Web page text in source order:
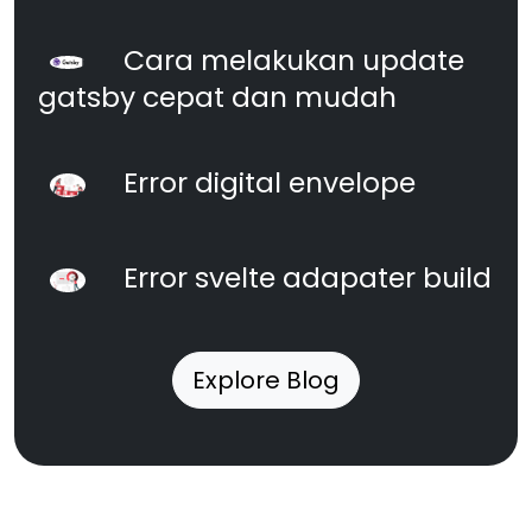
Cara melakukan update
gatsby cepat dan mudah
Error digital envelope
Error svelte adapater build
Explore Blog